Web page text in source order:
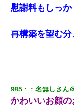
慰謝料もしっか
再構築を望む分
985 ：名無しさん
かわいいお顔の